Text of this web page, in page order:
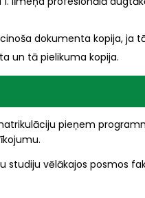
dokumenta kopija, ja
un tā pielikuma kopija.
pieņem
studiju vēlākajos posmos